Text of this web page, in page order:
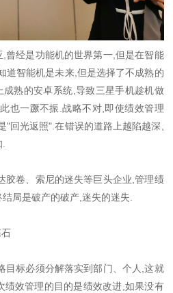
经是功能机的世界第一,但是在智能
道智能机是未来,但是选择了不成熟的
熟的安卓系统,导致三星手机趁机做
也一蹶不振.战略不对,即使绩效管理
"回光返照".在错误的道路上越陷越深,
卷、索尼的迷失等巨头企业,管理绩
局是破产的破产,迷失的迷失.
标必须分解落实到部门、个人,这就
绩效管理的目的是绩效改进,如果没有